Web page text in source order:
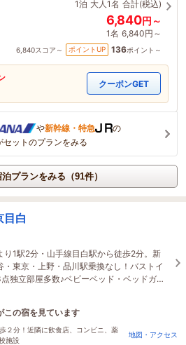
1泊 大人1名 合計(税込)
6,840円～
1名 6,840円～
6,840スコア～ ポイントUP 136ポイント～
クーポンGET
や新幹線・特急
の
セットのプランをみる
プランをみる（91件）
目白
り1駅2分・山手線目白駅から徒歩2分。新
・東京・上野・品川駅乗換なし！バストイ
独立部屋多数♪ベビーベッド・ベッドガー
予約)女性やご家族旅行におすすめの立地で
この宿を見ています
前に予約されました
２分！近隣に飲食店、コンビニ、薬
施設
地図・アクセス